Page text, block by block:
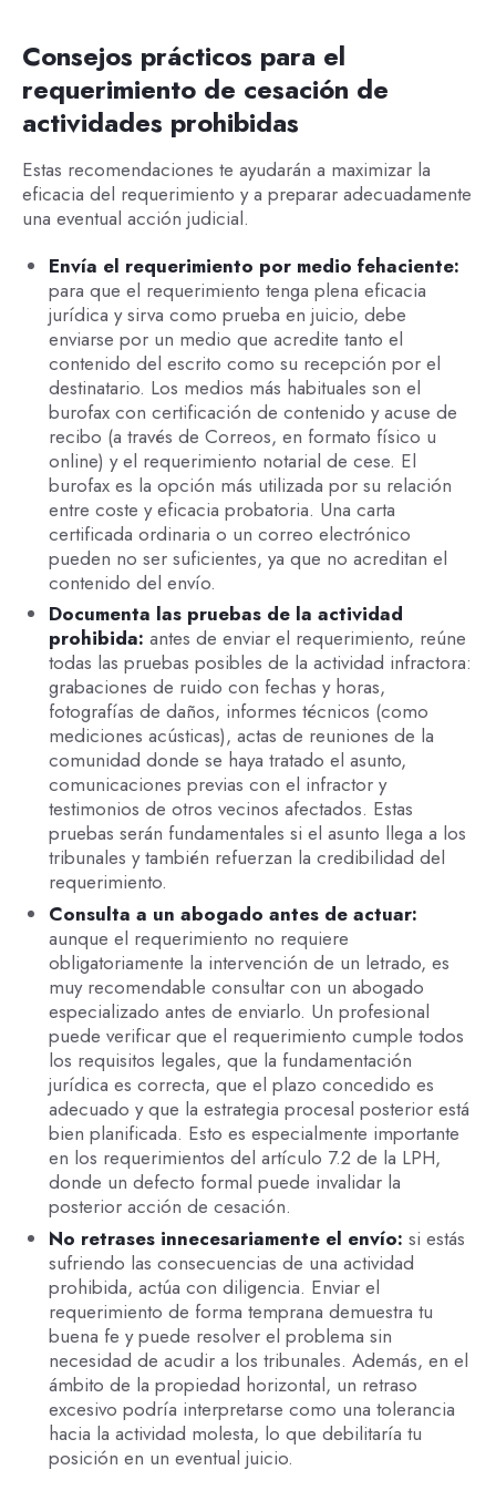
Consejos prácticos para el
requerimiento de cesación de
actividades prohibidas
Estas recomendaciones te ayudarán a maximizar la
eficacia del requerimiento y a preparar adecuadamente
una eventual acción judicial.
Envía el requerimiento por medio fehaciente:
para que el requerimiento tenga plena eficacia
jurídica y sirva como prueba en juicio, debe
enviarse por un medio que acredite tanto el
contenido del escrito como su recepción por el
destinatario. Los medios más habituales son el
burofax con certificación de contenido y acuse de
recibo (a través de Correos, en formato físico u
online) y el requerimiento notarial de cese. El
burofax es la opción más utilizada por su relación
entre coste y eficacia probatoria. Una carta
certificada ordinaria o un correo electrónico
pueden no ser suficientes, ya que no acreditan el
contenido del envío.
Documenta las pruebas de la actividad
prohibida: antes de enviar el requerimiento, reúne
todas las pruebas posibles de la actividad infractora:
grabaciones de ruido con fechas y horas,
fotografías de daños, informes técnicos (como
mediciones acústicas), actas de reuniones de la
comunidad donde se haya tratado el asunto,
comunicaciones previas con el infractor y
testimonios de otros vecinos afectados. Estas
pruebas serán fundamentales si el asunto llega a los
tribunales y también refuerzan la credibilidad del
requerimiento.
Consulta a un abogado antes de actuar:
aunque el requerimiento no requiere
obligatoriamente la intervención de un letrado, es
muy recomendable consultar con un abogado
especializado antes de enviarlo. Un profesional
puede verificar que el requerimiento cumple todos
los requisitos legales, que la fundamentación
jurídica es correcta, que el plazo concedido es
adecuado y que la estrategia procesal posterior está
bien planificada. Esto es especialmente importante
en los requerimientos del artículo 7.2 de la LPH,
donde un defecto formal puede invalidar la
posterior acción de cesación.
No retrases innecesariamente el envío: si estás
sufriendo las consecuencias de una actividad
prohibida, actúa con diligencia. Enviar el
requerimiento de forma temprana demuestra tu
buena fe y puede resolver el problema sin
necesidad de acudir a los tribunales. Además, en el
ámbito de la propiedad horizontal, un retraso
excesivo podría interpretarse como una tolerancia
hacia la actividad molesta, lo que debilitaría tu
posición en un eventual juicio.